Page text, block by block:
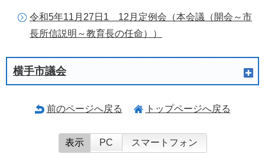
令和5年11月27日1 12月定例会（本会議（開会～市
長所信説明～教育長の任命））
横手市議会
前のページへ戻る トップページへ戻る
表示 PC スマートフォン